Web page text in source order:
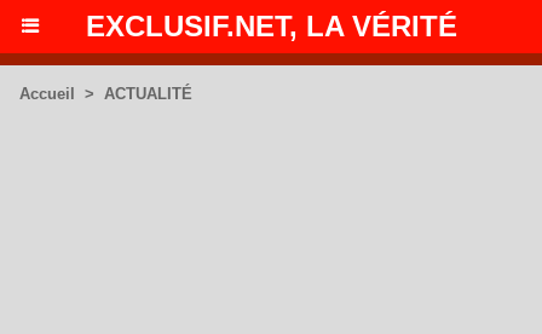
EXCLUSIF.NET, LA VÉRITÉ
Accueil > ACTUALITÉ